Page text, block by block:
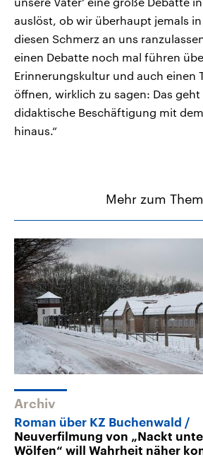
auslöst, ob wir überhaupt jemals
diesen Schmerz an uns
einen Debatte noch mal führen
Erinnerungskultur und auch einen
öffnen, wirklich zu sagen: Das
didaktische Beschäftigung mit
hinaus.“
Mehr zum
Archiv
Roman über KZ Buchenwald
Neuverfilmung von „Nackt
Wölfen“ will Wahrheit näher